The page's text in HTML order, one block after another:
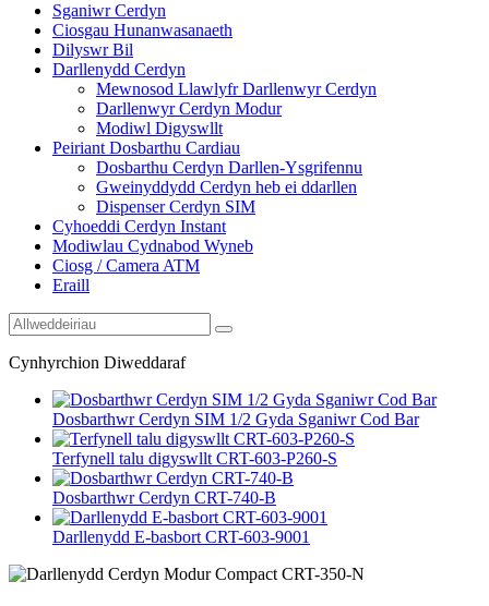
Sganiwr Cerdyn
Ciosgau Hunanwasanaeth
Dilyswr Bil
Darllenydd Cerdyn
Mewnosod Llawlyfr Darllenwyr Cerdyn
Darllenwyr Cerdyn Modur
Modiwl Digyswllt
Peiriant Dosbarthu Cardiau
Dosbarthu Cerdyn Darllen-Ysgrifennu
Gweinyddydd Cerdyn heb ei ddarllen
Dispenser Cerdyn SIM
Cyhoeddi Cerdyn Instant
Modiwlau Cydnabod Wyneb
Ciosg / Camera ATM
Eraill
Cynhyrchion Diweddaraf
Dosbarthwr Cerdyn SIM 1/2 Gyda Sganiwr Cod Bar
Terfynell talu digyswllt CRT-603-P260-S
Dosbarthwr Cerdyn CRT-740-B
Darllenydd E-basbort CRT-603-9001